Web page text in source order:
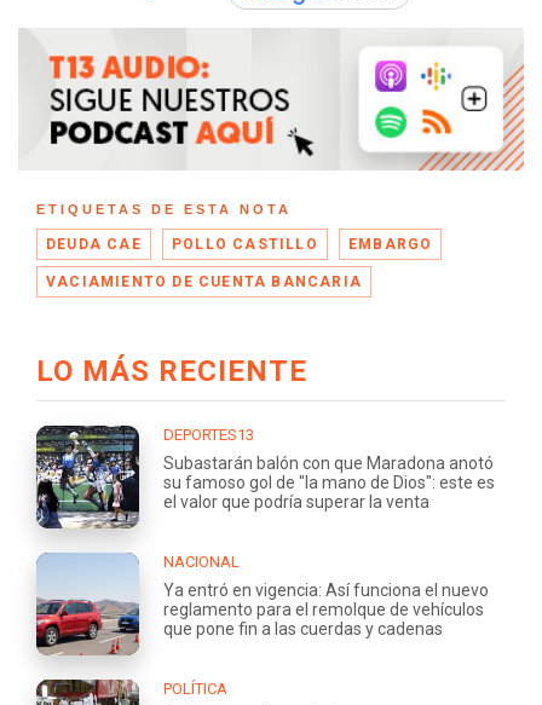
ETIQUETAS DE ESTA NOTA
DEUDA CAE POLLO CASTILLO EMBARGO
VACIAMIENTO DE CUENTA BANCARIA
LO MÁS RECIENTE
DEPORTES13
Subastarán balón con que Maradona anotó
su famoso gol de "la mano de Dios": este es
el valor que podría superar la venta
NACIONAL
Ya entró en vigencia: Así funciona el nuevo
reglamento para el remolque de vehículos
que pone fin a las cuerdas y cadenas
POLÍTICA